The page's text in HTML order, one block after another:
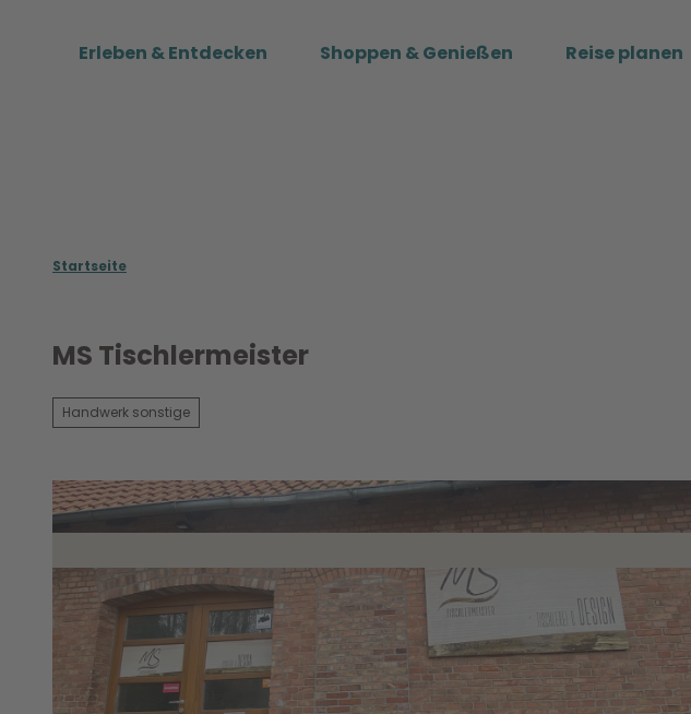
Erleben & Entdecken Shoppen & Genießen Reise planen
Startseite
MS Tischlermeister
Handwerk sonstige